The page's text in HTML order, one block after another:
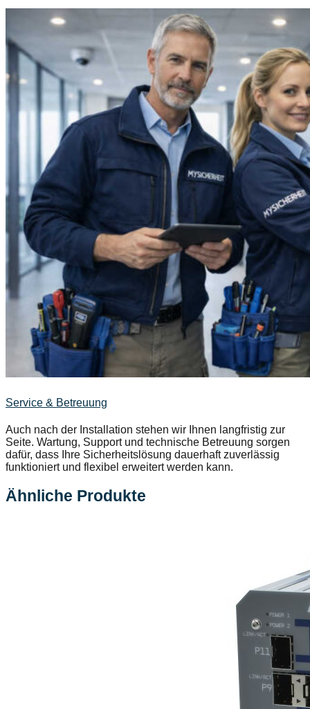
Service & Betreuung
Auch nach der Installation stehen wir Ihnen langfristig zur
Seite. Wartung, Support und technische Betreuung sorgen
dafür, dass Ihre Sicherheitslösung dauerhaft zuverlässig
funktioniert und flexibel erweitert werden kann.
Ähnliche Produkte